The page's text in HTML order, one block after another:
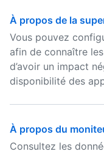
À propos de la
Vous pouvez
afin de connaître
d’avoir un impact
disponibilité des
À propos du
Consultez les